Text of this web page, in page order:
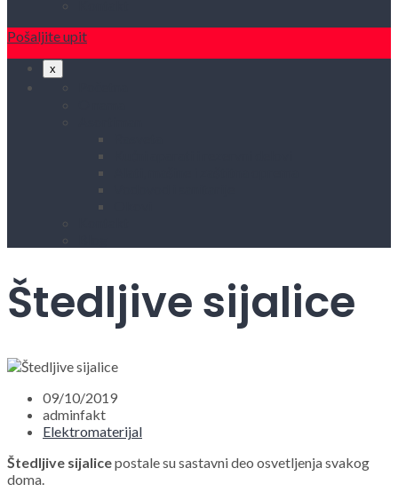
Pošaljite upit
x
Štedljive sijalice
09/10/2019
adminfakt
Elektromaterijal
Štedljive sijalicepostale su sastavni deo osvetljenja svakog
doma.